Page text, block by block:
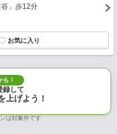
谷」歩12分
も！
録して
上げよう！
は対象外です